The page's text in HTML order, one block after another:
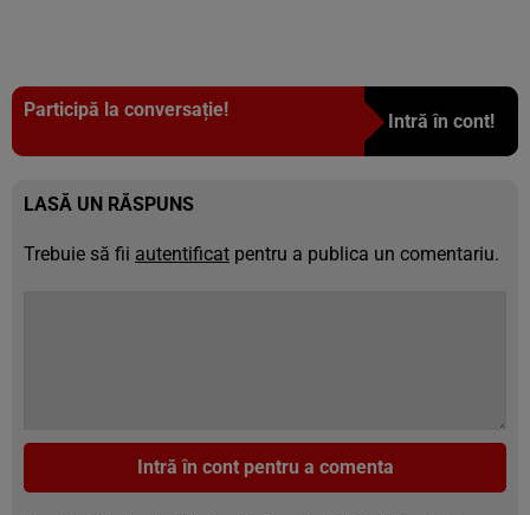
Participă la conversație!
Intră în cont!
LASĂ UN RĂSPUNS
Trebuie să fii autentificat pentru a publica un comentariu.
Intră în cont pentru a comenta